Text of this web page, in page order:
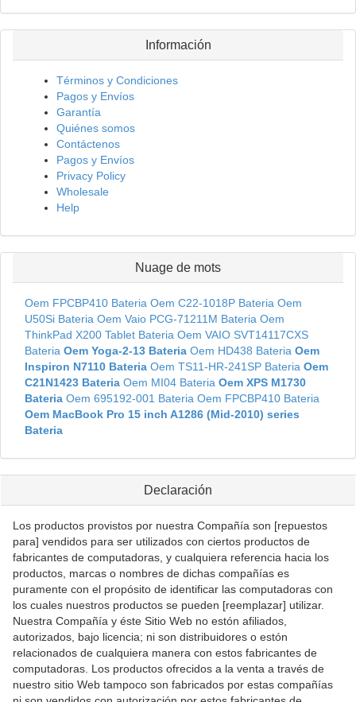
Información
Términos y Condiciones
Pagos y Envíos
Garantía
Quiénes somos
Contáctenos
Pagos y Envíos
Privacy Policy
Wholesale
Help
Nuage de mots
Oem FPCBP410 Bateria Oem C22-1018P Bateria Oem
U50Si Bateria Oem Vaio PCG-71211M Bateria Oem
ThinkPad X200 Tablet Bateria Oem VAIO SVT14117CXS
Bateria Oem Yoga-2-13 Bateria Oem HD438 Bateria Oem
Inspiron N7110 Bateria Oem TS11-HR-241SP Bateria Oem
C21N1423 Bateria Oem MI04 Bateria Oem XPS M1730
Bateria Oem 695192-001 Bateria Oem FPCBP410 Bateria
Oem MacBook Pro 15 inch A1286 (Mid-2010) series
Bateria
Declaración
Los productos provistos por nuestra Compañía son [repuestos
para] vendidos para ser utilizados con ciertos productos de
fabricantes de computadoras, y cualquiera referencia hacia los
productos, marcas o nombres de dichas compañías es
puramente con el propósito de identificar las computadoras con
los cuales nuestros productos se pueden [reemplazar] utilizar.
Nuestra Compañía y éste Sitio Web no estón afiliados,
autorizados, bajo licencia; ni son distribuidores o estón
relacionados de cualquiera manera con estos fabricantes de
computadoras. Los productos ofrecidos a la venta a través de
nuestro sitio Web tampoco son fabricados por estas compañías